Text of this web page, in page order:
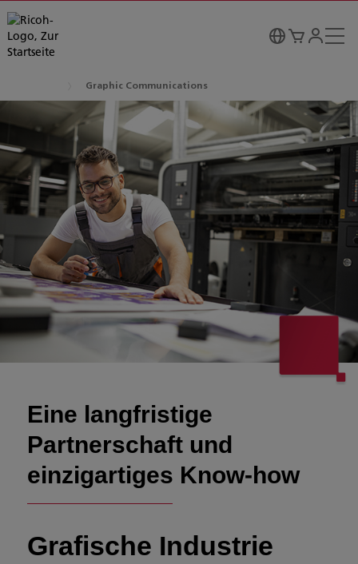
Graphic Communications
Eine langfristige
Partnerschaft und
einzigartiges Know-how
Grafische Industrie